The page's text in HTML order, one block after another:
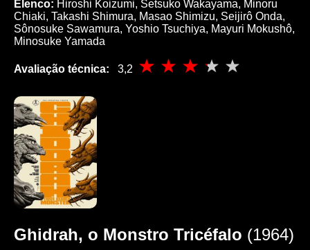
Elenco: Hiroshi Koizumi, Setsuko Wakayama, Minoru
Chiaki, Takashi Shimura, Masao Shimizu, Seijirô Onda,
Sônosuke Sawamura, Yoshio Tsuchiya, Mayuri Mokushô,
Minosuke Yamada
Avaliação técnica: 3,2
Ghidrah, o Monstro Tricéfalo (1964)